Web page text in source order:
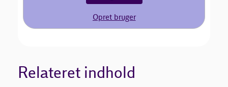
Opret bruger
Relateret indhold